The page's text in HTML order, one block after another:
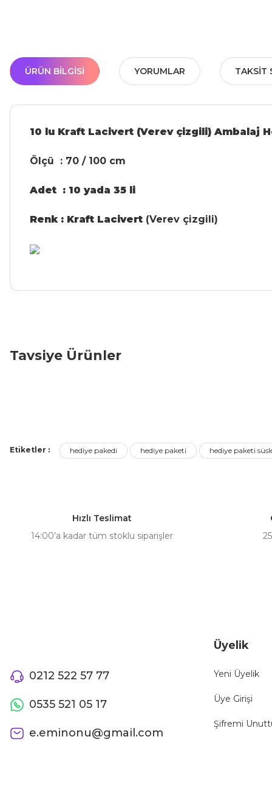
ÜRÜN BILGISI YORUMLAR TAKSIT
10 lu Kraft Lacivert (Verev çizgili) Ambalaj
Ölçü : 70 / 100 cm
Adet : 10 yada 35 li
Renk : Kraft Lacivert (Verev çizgili)
Görüş ve önerileriniz için teşekkür ederiz.
Bu ürüne benzer farklı alternatifler olmalı.
Tavsiye Ürünler
327,97 ₺ + KDV
Etiketler : hediye pakedi hediye paketi hediye paketi
Hızlı Teslimat
14:00’a kadar tüm stoklu siparişler
0212 522 57 77
0535 521 05 17
e.eminonu@gmail.com
Üyelik
Yeni Üyelik
Üye Girişi
Şifremi